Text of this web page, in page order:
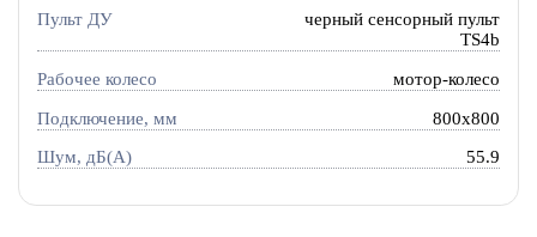
Пульт ДУ
черный сенсорный пульт
TS4b
Рабочее колесо мотор-колесо
Подключение, мм 800x800
Шум, дБ(А) 55.9